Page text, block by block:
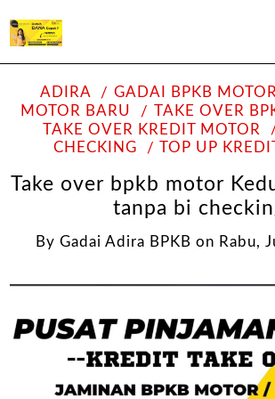
ADIRA GADAI BPKB MOTOR
MOTOR BARU
TAKE OVER
TAKE OVER KREDIT MOTOR
CHECKING
TOP UP
Take over bpkb motor
tanpa bi
By Gadai Adira BPKB on Rabu,